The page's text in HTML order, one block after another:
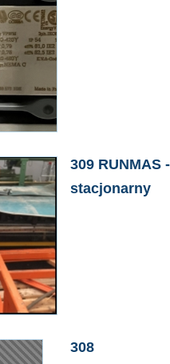
309
stacjonarny
308